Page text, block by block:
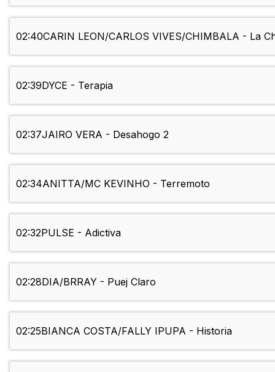
02:40CARIN LEON/CARLOS VIVES/CHIMBALA - La
02:39DYCE - Terapia
02:37JAIRO VERA - Desahogo 2
02:34ANITTA/MC KEVINHO - Terremoto
02:32PULSE - Adictiva
02:28DIA/BRRAY - Puej Claro
02:25BIANCA COSTA/FALLY IPUPA - Historia